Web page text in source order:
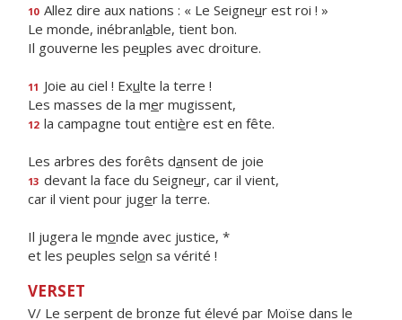
10 Allez dire aux nations : « Le Seigneur est roi ! »
Le monde, inébranlable, tient bon.
Il gouverne les peuples avec droiture.
11 Joie au ciel ! Exulte la terre !
Les masses de la mer mugissent,
12 la campagne tout entière est en fête.
Les arbres des forêts dansent de joie
13 devant la face du Seigneur, car il vient,
car il vient pour juger la terre.
Il jugera le monde avec justice, *
et les peuples selon sa vérité !
VERSET
V/ Le serpent de bronze fut élevé par Moïse dans le